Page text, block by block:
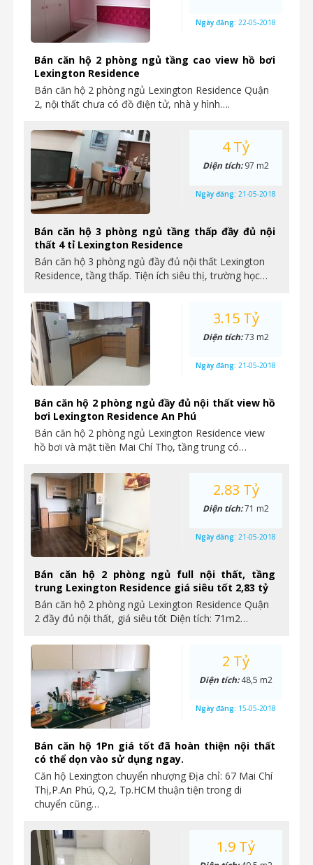
Bán căn hộ 2 phòng ngủ tầng cao view hồ bơi
Lexington Residence
Bán căn hộ 2 phòng ngủ Lexington Residence Quận
2, nội thất chưa có đồ điện tử, nhà y hình….
Ngày đăng: 22-05-2018
Bán căn hộ 3 phòng ngủ tầng thấp đầy đủ nội
thất 4 tỉ Lexington Residence
Bán căn hộ 3 phòng ngủ đầy đủ nội thất Lexington
Residence, tầng thấp. Tiện ích siêu thị, trường học…
4 Tỷ
Diện tích:97 m2
Ngày đăng: 21-05-2018
Bán căn hộ 2 phòng ngủ đầy đủ nội thất view hồ
bơi Lexington Residence An Phú
Bán căn hộ 2 phòng ngủ Lexington Residence view
hồ bơi và mặt tiền Mai Chí Thọ, tầng trung có…
3.15 Tỷ
Diện tích:73 m2
Ngày đăng: 21-05-2018
Bán căn hộ 2 phòng ngủ full nội thất, tầng
trung Lexington Residence giá siêu tốt 2,83 tỷ
Bán căn hộ 2 phòng ngủ Lexington Residence Quận
2 đầy đủ nội thất, giá siêu tốt Diện tích: 71m2…
2.83 Tỷ
Diện tích:71 m2
Ngày đăng: 21-05-2018
Bán căn hộ 1Pn giá tốt đã hoàn thiện nội thất
có thể dọn vào sử dụng ngay.
Căn hộ Lexington chuyển nhượng Địa chỉ: 67 Mai Chí
Thị,P.An Phú, Q,2, Tp.HCM thuận tiện trong di
chuyển cũng…
2 Tỷ
Diện tích:48,5 m2
Ngày đăng: 15-05-2018
1.9 Tỷ